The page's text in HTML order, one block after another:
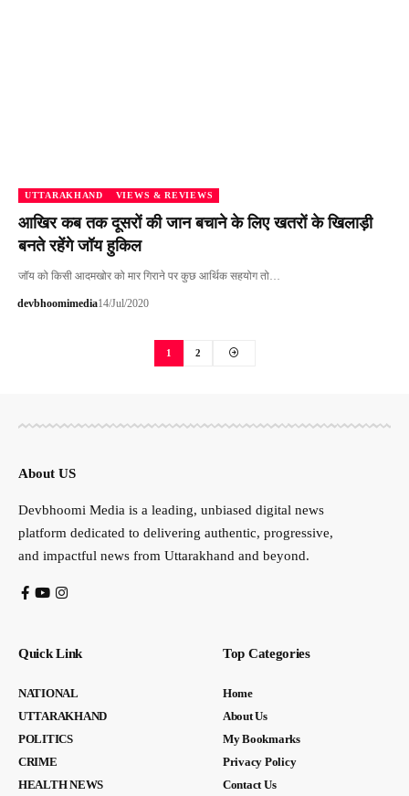
UTTARAKHAND VIEWS & REVIEWS
आखिर कब तक दूसरों की जान बचाने के लिए खतरों के खिलाड़ी
बनते रहेंगे जॉय हुकिल
जॉय को किसी आदमखोर को मार गिराने पर कुछ आर्थिक सहयोग तो…
devbhoomimedia14/Jul/2020
1 2
About US
Devbhoomi Media is a leading, unbiased digital news
platform dedicated to delivering authentic, progressive,
and impactful news from Uttarakhand and beyond.
Quick Link
NATIONAL
UTTARAKHAND
POLITICS
CRIME
HEALTH NEWS
Top Categories
Home
About Us
My Bookmarks
Privacy Policy
Contact Us